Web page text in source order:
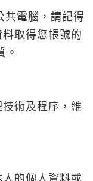
共電腦，請記得
取得您帳號的
。
術及程序，維
的個人資料或